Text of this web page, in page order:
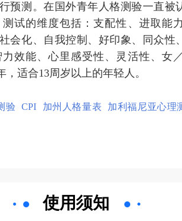
预测。在国外青年人格测验一直被
试的维度包括：支配性、进取能
会化、自我控制、好印象、同众性
效能、心里感受性、灵活性、女
适合13周岁以上的年轻人。
验 CPI 加州人格量表 加利福尼亚心理
使用须知